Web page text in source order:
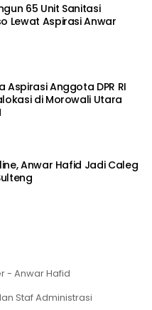
65 Unit Sanitasi
Lewat Aspirasi Anwar
Aspirasi Anggota DPR RI
di Morowali Utara
Anwar Hafid Jadi Caleg
- Anwar Hafid
Staf Administrasi